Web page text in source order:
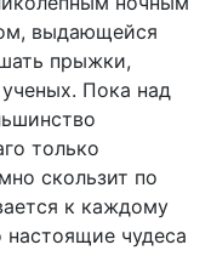
выдающейся
прыжки,
Пока над
только
скользит по
к каждому
чудеса